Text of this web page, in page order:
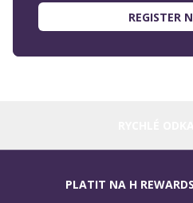
REGISTER
PLATIT NA H